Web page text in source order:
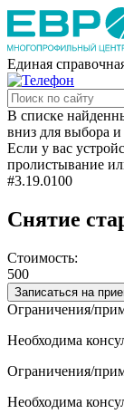
Единая
В списке
вниз для выбора
Если у вас
пролистывание
#3.19.0100
Снятие
Стоимость:
500
Записаться на
Ограничения/
Необходима
Ограничения/
Необходима